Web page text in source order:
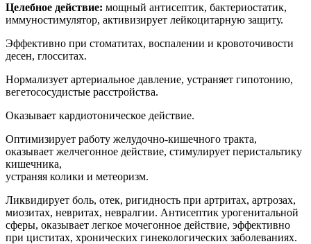
Целебное действие: мощный антисептик, бактериостатик,
иммуностимулятор, активизирует лейкоцитарную защиту.
Эффективно при стоматитах, воспалении и кровоточивости
десен, глосситах.
Нормализует артериальное давление, устраняет гипотонию,
вегетососудистые расстройства.
Оказывает кардиотоническое действие.
Оптимизирует работу желудочно-кишечного тракта,
оказывает желчегонное действие, стимулирует перистальтику
кишечника,
устраняя колики и метеоризм.
Ликвидирует боль, отек, ригидность при артритах, артрозах,
миозитах, невритах, невралгии. Антисептик урогенитальной
сферы, оказывает легкое мочегонное действие, эффективно
при циститах, хронических гинекологических заболеваниях.